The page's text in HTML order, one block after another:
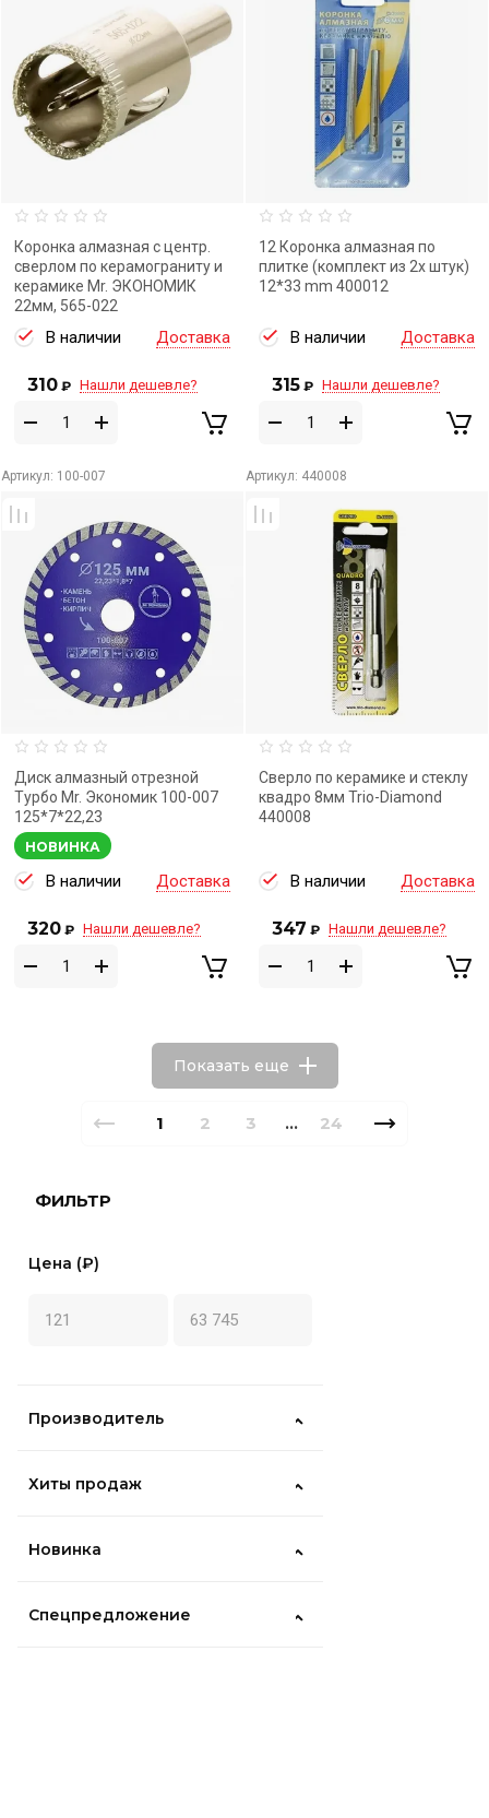
ФИЛЬТР
Цена (₽)
Производитель
Хиты продаж
Новинка
Спецпредложение
Коронка алмазная с центр.
сверлом по керамограниту и
керамике Mr. ЭКОНОМИК
22мм, 565-022
В наличии Доставка
310 ₽ Нашли дешевле?
12 Коронка алмазная по
плитке (комплект из 2х штук)
12*33 mm 400012
В наличии Доставка
315 ₽ Нашли дешевле?
Артикул: 100-007
Диск алмазный отрезной
Турбо Mr. Экономик 100-007
125*7*22,23
НОВИНКА
В наличии Доставка
320 ₽ Нашли дешевле?
Артикул: 440008
Сверло по керамике и стеклу
квадро 8мм Trio-Diamond
440008
В наличии Доставка
347 ₽ Нашли дешевле?
1 2 3 ... 24
Показать еще